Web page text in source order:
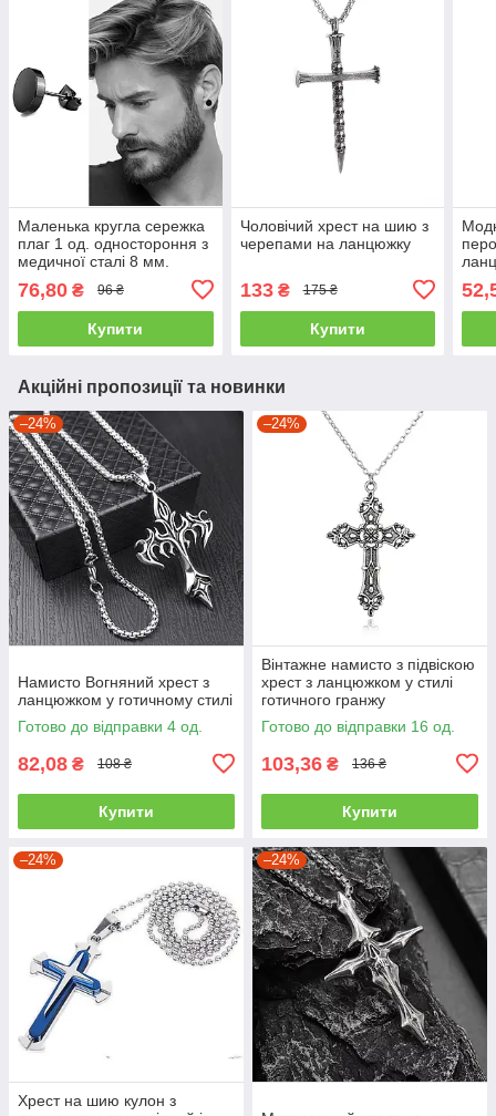
Маленька кругла сережка
плаг 1 од. одностороння з
медичної сталі 8 мм.
чоловіча чорна JAVRICK
76,80 ₴ 96 ₴
Купити
Чоловічий хрест на шию з
черепами на ланцюжку
133₴ 175 ₴
Купити
Акційні пропозиції та новинки
–24%
Намисто Вогняний хрест з
ланцюжком у готичному стилі
Готово до відправки 4 од.
82,08 ₴ 108 ₴
Купити
–24%
Вінтажне намисто з підвіскою
хрест з ланцюжком у стилі
готичного гранжу
Готово до відправки 16 од.
103,36 ₴ 136 ₴
Купити
–24%
Хрест на шию кулон з
–24%